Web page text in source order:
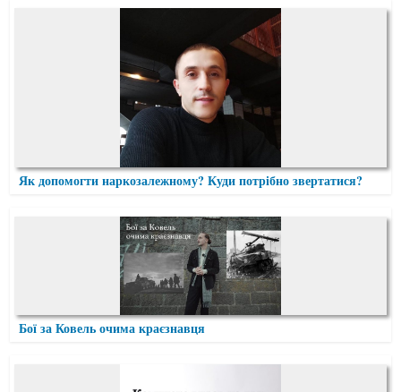
Як допомогти наркозалежному? Куди потрібно звертатися?
Бої за Ковель очима краєзнавця